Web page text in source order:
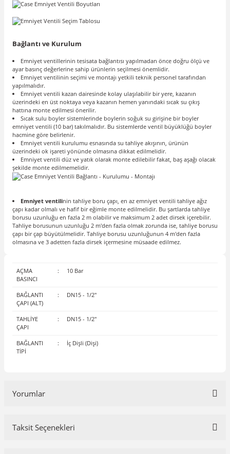
Bağlantı ve Kurulum
Emniyet ventillerinin tesisata bağlantısı yapılmadan önce doğru ölçü ve
ayar basınç değerlerine sahip ürünlerin seçilmesi önemlidir.
Emniyet ventilinin seçimi ve montajı yetkili teknik personel tarafından
yapılmalıdır.
Emniyet ventili kazan dairesinde kolay ulaşılabilir bir yere, kazanın
üzerindeki en üst noktaya veya kazanın hemen yanındaki sıcak su çıkış
hattına monte edilmesi önerilir.
Sıcak sulu boyler sistemlerinde boylerin soğuk su girişine bir boyler
emniyet ventili (10 bar) takılmalıdır. Bu sistemlerde ventil büyüklüğü boyler
hacmine göre belirlenir.
Emniyet ventili kurulumu esnasında su tahliye akışının, ürünün
üzerindeki ok işareti yönünde olmasına dikkat edilmelidir.
Emniyet ventili düz ve yatık olarak monte edilebilir fakat, baş aşağı olacak
şekilde monte edilmemelidir.
Emniyet ventilinin tahliye boru çapı, en az emniyet ventili tahliye ağız
çapı kadar olmalı ve hafif bir eğimle monte edilmelidir. Bu şartlarda tahliye
borusu uzunluğu en fazla 2 m olabilir ve maksimum 2 adet dirsek içerebilir.
Tahliye borusunun uzunluğu 2 m'den fazla olmak zorunda ise, tahliye borusu
çapı bir çap büyütülmelidir. Tahliye borusu uzunluğunun 4 m'den fazla
olmasına ve 3 adetten fazla dirsek içermesine müsaade edilmez.
AÇMA
BASINCI
: 10 Bar
BAĞLANTI
ÇAPI (ALT)
: DN15 - 1/2"
TAHLİYE
ÇAPI
: DN15 - 1/2"
BAĞLANTI
TİPİ
: İç Dişli (Dişi)
Yorumlar
Taksit Seçenekleri